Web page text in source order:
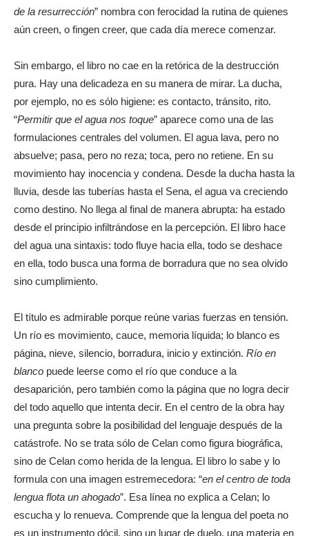
de la resurrección” nombra con ferocidad la rutina de quienes
aún creen, o fingen creer, que cada día merece comenzar.
Sin embargo, el libro no cae en la retórica de la destrucción
pura. Hay una delicadeza en su manera de mirar. La ducha,
por ejemplo, no es sólo higiene: es contacto, tránsito, rito.
“Permitir que el agua nos toque” aparece como una de las
formulaciones centrales del volumen. El agua lava, pero no
absuelve; pasa, pero no reza; toca, pero no retiene. En su
movimiento hay inocencia y condena. Desde la ducha hasta la
lluvia, desde las tuberías hasta el Sena, el agua va creciendo
como destino. No llega al final de manera abrupta: ha estado
desde el principio infiltrándose en la percepción. El libro hace
del agua una sintaxis: todo fluye hacia ella, todo se deshace
en ella, todo busca una forma de borradura que no sea olvido
sino cumplimiento.
El título es admirable porque reúne varias fuerzas en tensión.
Un río es movimiento, cauce, memoria líquida; lo blanco es
página, nieve, silencio, borradura, inicio y extinción. Río en
blanco puede leerse como el río que conduce a la
desaparición, pero también como la página que no logra decir
del todo aquello que intenta decir. En el centro de la obra hay
una pregunta sobre la posibilidad del lenguaje después de la
catástrofe. No se trata sólo de Celan como figura biográfica,
sino de Celan como herida de la lengua. El libro lo sabe y lo
formula con una imagen estremecedora: “en el centro de toda
lengua flota un ahogado”. Esa línea no explica a Celan; lo
escucha y lo renueva. Comprende que la lengua del poeta no
es un instrumento dócil, sino un lugar de duelo, una materia en